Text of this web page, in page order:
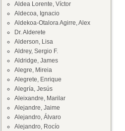
Aldea Lorente, Víctor
Aldecoa, Ignacio
Aldekoa-Otalora Agirre, Alex
Dr. Alderete
Alderson, Lisa
Aldrey, Sergio F.
Aldridge, James
Alegre, Mireia
Alegrete, Enrique
Alegría, Jesús
Aleixandre, Marilar
Alejandre, Jaime
Alejandro, Álvaro
Alejandro, Rocío